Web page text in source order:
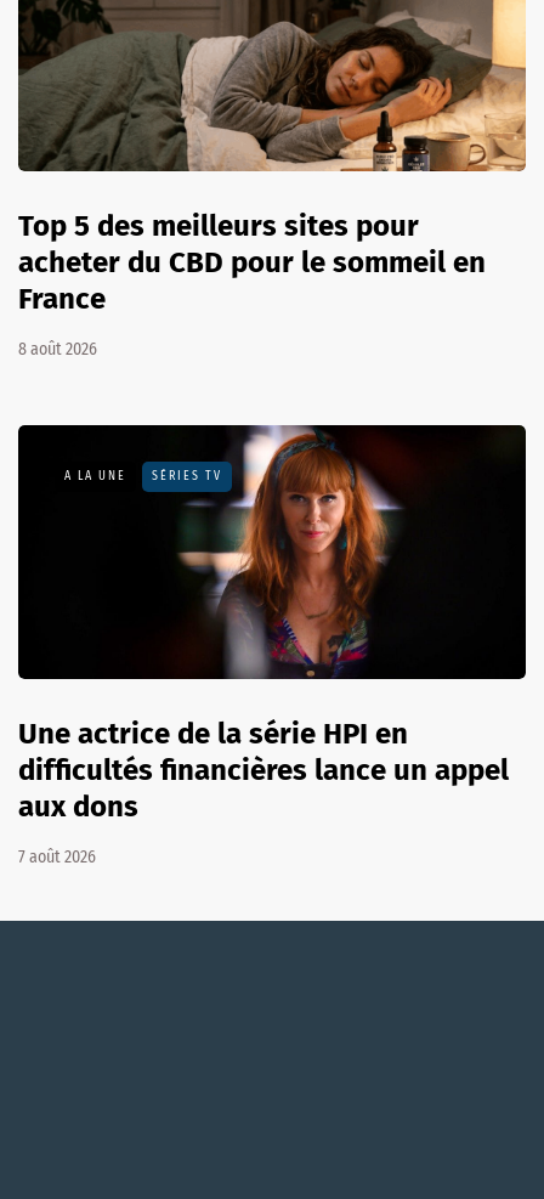
Top 5 des meilleurs sites pour
acheter du CBD pour le sommeil en
France
8 août 2026
A LA UNE SÉRIES TV
Une actrice de la série HPI en
difficultés financières lance un appel
aux dons
7 août 2026